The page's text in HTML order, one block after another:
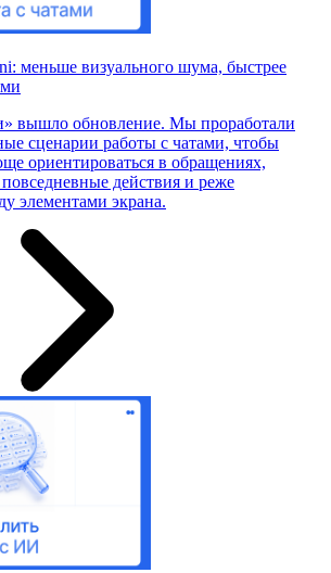
меньше визуального шума, быстрее
вышло обновление. Мы проработали
сценарии работы с чатами, чтобы
ориентироваться в обращениях,
действия и реже
элементами экрана.